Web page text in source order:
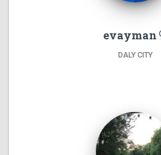
evayman
DALY CITY